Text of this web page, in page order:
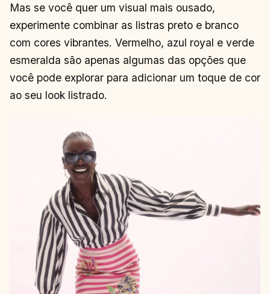
Mas se você quer um visual mais ousado,
experimente combinar as listras preto e branco
com cores vibrantes. Vermelho, azul royal e verde
esmeralda são apenas algumas das opções que
você pode explorar para adicionar um toque de cor
ao seu look listrado.